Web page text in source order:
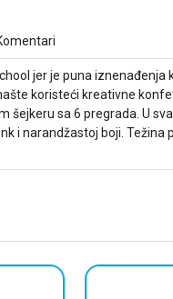
jer je puna
koristeći kreativne
šejkeru sa 6 pregrada. U
i narandžastoj boji.